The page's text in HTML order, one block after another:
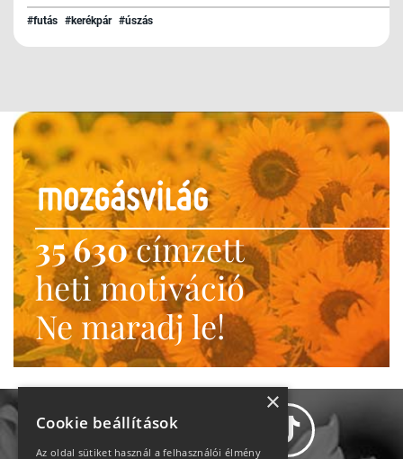
#futás #kerékpár #úszás
35 630címzett
heti motiváció
Ne maradj le!
×
Cookie beállítások
Az oldal sütiket használ a felhasználói élmény